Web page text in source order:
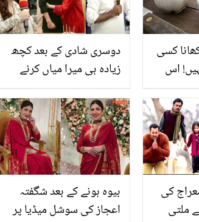
دوسری شادی کے بعد کچھ
زیادہ ہی میرا میاں کرنے
سرفراز احمد سے بدتمیزی !
صارفین نے لتے لے ڈالے
کسی
اس
بیوہ ہونے کے بعد شگفتہ
اعجاز کی سوشل میڈیا پر
کی
ملتی